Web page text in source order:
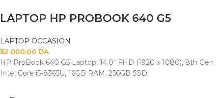
LAPTOP HP PROBOOK 640 G5
LAPTOP OCCASION
52 000,00 DA
HP ProBook 640 G5 Laptop, 14.0" FHD (1920 x 1080), 8th Gen
Intel Core i5-8365U, 16GB RAM, 256GB SSD